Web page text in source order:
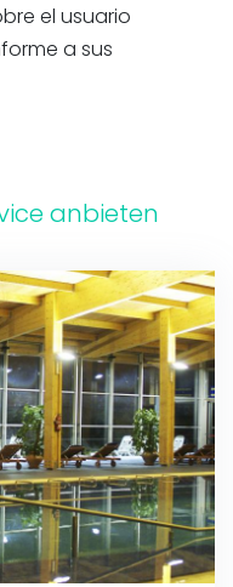
el usuario
a sus
anbieten